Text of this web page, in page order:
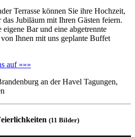
Terrasse können Sie ihre Hochzeit,
Jubiläum mit Ihren Gästen feiern.
Bar und eine abgetrennte
Ihnen mit uns geplante Buffet
auf »»»
(11 Bilder)